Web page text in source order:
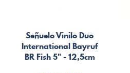
Señuelo Vinilo Duo
International Bayruf
BR Fish 5" - 12,5cm